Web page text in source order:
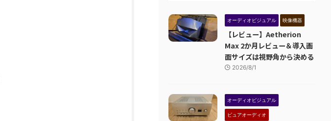
オーディオビジュアル 映像機器
【レビュー】Aetherion
Max 2か月レビュー＆導入画
面サイズは視野角から決める
2026/8/1
オーディオビジュアル
ピュアオーディオ